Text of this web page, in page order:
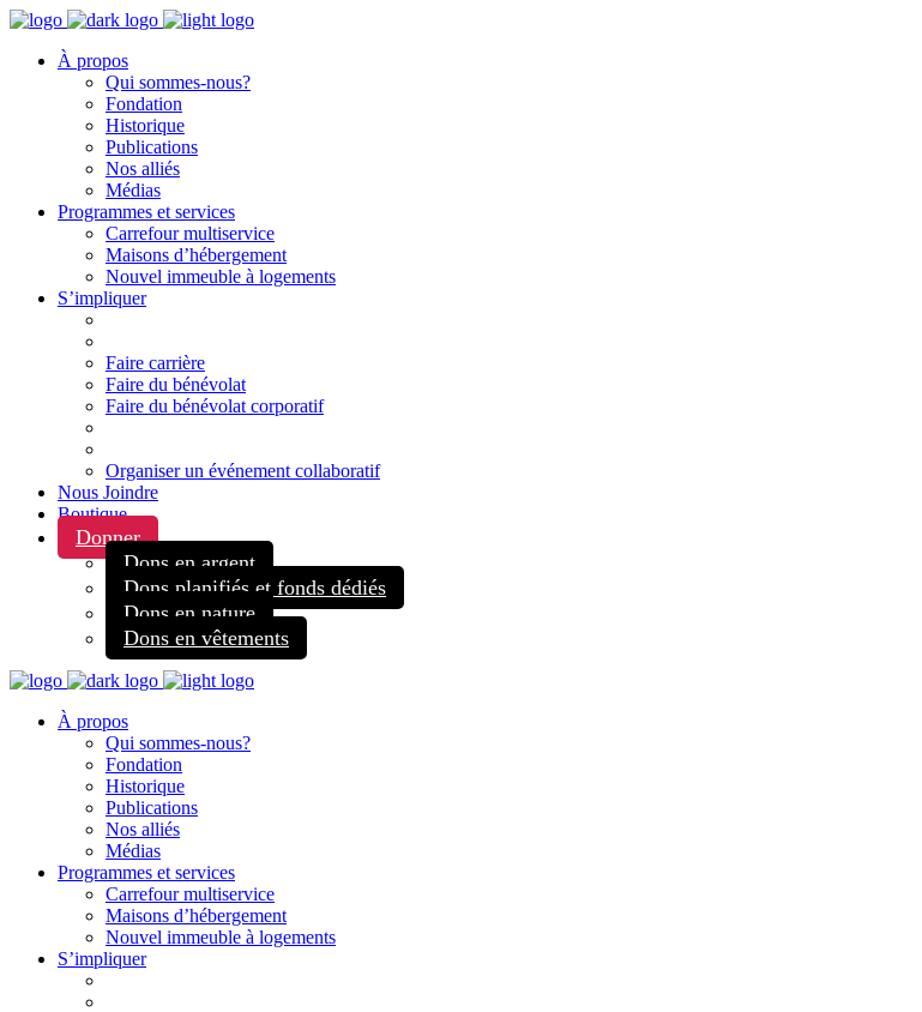
À propos
Qui sommes-nous?
Fondation
Historique
Publications
Nos alliés
Médias
Programmes et services
Carrefour multiservice
Maisons d’hébergement
Nouvel immeuble à logements
S’impliquer
Faire carrière
Faire du bénévolat
Faire du bénévolat corporatif
Organiser un événement collaboratif
Nous Joindre
Boutique
Donner
Dons en argent
Dons planifiés et fonds dédiés
Dons en nature
Dons en vêtements
À propos
Qui sommes-nous?
Fondation
Historique
Publications
Nos alliés
Médias
Programmes et services
Carrefour multiservice
Maisons d’hébergement
Nouvel immeuble à logements
S’impliquer